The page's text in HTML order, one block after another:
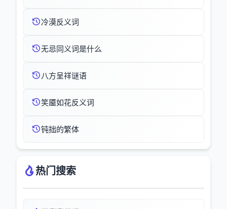
冷漠反义词
无忌同义词是什么
八方呈祥谜语
笑靥如花反义词
钝拙的繁体
热门搜索